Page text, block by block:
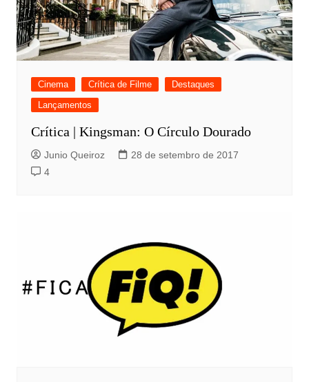
Cinema Crítica de Filme
Destaques
Lançamentos
Crítica | Kingsman: O Círculo Dourado
Junio Queiroz
28 de setembro de 2017
4